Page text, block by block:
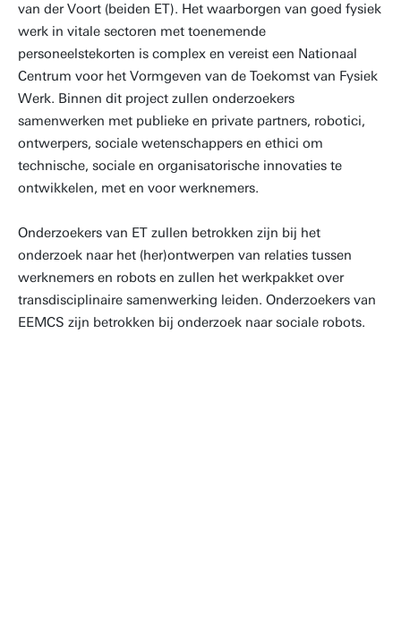
van der Voort (beiden ET). Het waarborgen van goed fysiek
werk in vitale sectoren met toenemende
personeelstekorten is complex en vereist een Nationaal
Centrum voor het Vormgeven van de Toekomst van Fysiek
Werk. Binnen dit project zullen onderzoekers
samenwerken met publieke en private partners, robotici,
ontwerpers, sociale wetenschappers en ethici om
technische, sociale en organisatorische innovaties te
ontwikkelen, met en voor werknemers.
Onderzoekers van ET zullen betrokken zijn bij het
onderzoek naar het (her)ontwerpen van relaties tussen
werknemers en robots en zullen het werkpakket over
transdisciplinaire samenwerking leiden. Onderzoekers van
EEMCS zijn betrokken bij onderzoek naar sociale robots.